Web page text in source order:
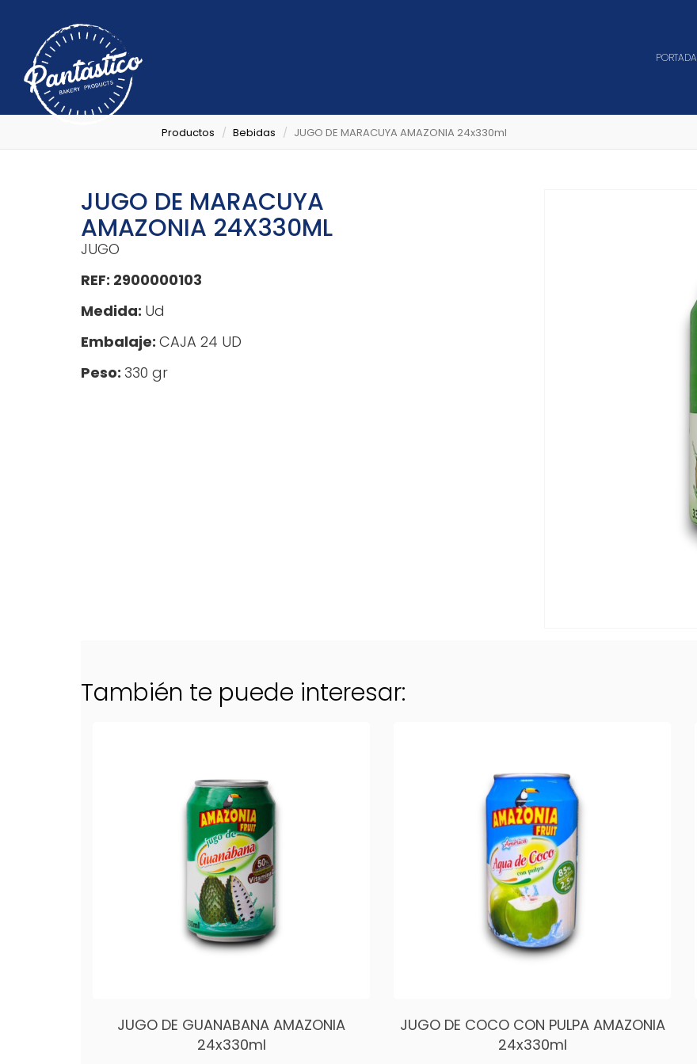
PORTADA
Productos Bebidas JUGO DE MARACUYA AMAZONIA 24x330ml
JUGO DE MARACUYA
AMAZONIA 24X330ML
JUGO
REF: 2900000103
Medida: Ud
Embalaje: CAJA 24 UD
Peso: 330 gr
También te puede interesar:
JUGO DE GUANABANA AMAZONIA
24x330ml
JUGO DE COCO CON PULPA AMAZONIA
24x330ml